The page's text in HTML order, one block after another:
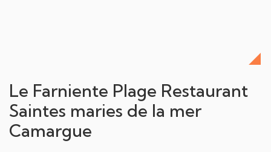
Le Farniente Plage Restaurant
Saintes maries de la mer
Camargue